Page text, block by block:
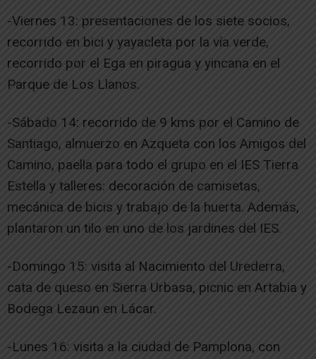
-Viernes 13: presentaciones de los siete socios,
recorrido en bici y yayacleta por la vía verde,
recorrido por el Ega en piragua y yincana en el
Parque de Los Llanos.
-Sábado 14: recorrido de 9 kms por el Camino de
Santiago, almuerzo en Azqueta con los Amigos del
Camino, paella para todo el grupo en el IES Tierra
Estella y talleres: decoración de camisetas,
mecánica de bicis y trabajo de la huerta. Además,
plantaron un tilo en uno de los jardines del IES.
-Domingo 15: visita al Nacimiento del Urederra,
cata de queso en Sierra Urbasa, picnic en Artabia y
Bodega Lezaun en Lácar.
-Lunes 16: visita a la ciudad de Pamplona, con